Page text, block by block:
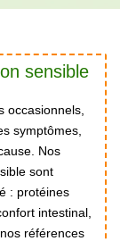
sensible
occasionnels,
symptômes,
Nos
sont
: protéines
intestinal,
références